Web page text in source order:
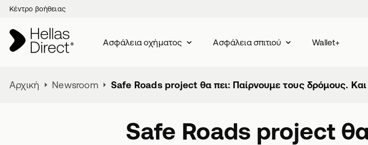
Κέντρο βοήθειας
Ασφάλεια oχήματος Ασφάλεια σπιτιού Wallet+
Αρχική Newsroom Safe Roads project θα πει: Παίρνουμε τους δρόμους.
Safe Roads project